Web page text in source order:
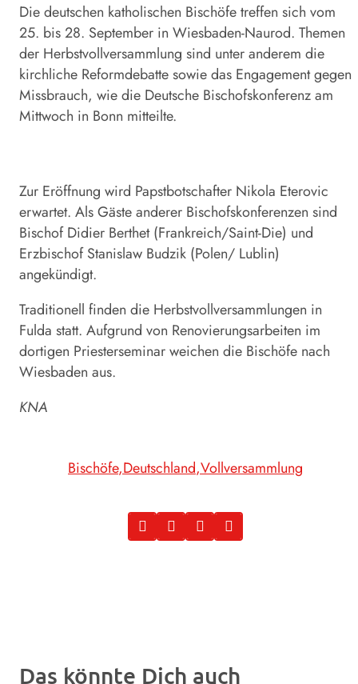
Die deutschen katholischen Bischöfe treffen sich vom
25. bis 28. September in Wiesbaden-Naurod. Themen
der Herbstvollversammlung sind unter anderem die
kirchliche Reformdebatte sowie das Engagement gegen
Missbrauch, wie die Deutsche Bischofskonferenz am
Mittwoch in Bonn mitteilte.
Zur Eröffnung wird Papstbotschafter Nikola Eterovic
erwartet. Als Gäste anderer Bischofskonferenzen sind
Bischof Didier Berthet (Frankreich/Saint-Die) und
Erzbischof Stanislaw Budzik (Polen/ Lublin)
angekündigt.
Traditionell finden die Herbstvollversammlungen in
Fulda statt. Aufgrund von Renovierungsarbeiten im
dortigen Priesterseminar weichen die Bischöfe nach
Wiesbaden aus.
KNA
Bischöfe Deutschland Vollversammlung
Das könnte Dich auch